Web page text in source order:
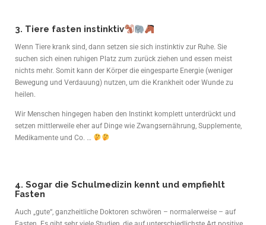
3. Tiere fasten instinktiv
Wenn Tiere krank sind, dann setzen sie sich instinktiv zur Ruhe. Sie
suchen sich einen ruhigen Platz zum zurück ziehen und essen meist
nichts mehr. Somit kann der Körper die eingesparte Energie (weniger
Bewegung und Verdauung) nutzen, um die Krankheit oder Wunde zu
heilen.
Wir Menschen hingegen haben den Instinkt komplett unterdrückt und
setzen mittlerweile eher auf Dinge wie Zwangsernährung, Supplemente,
Medikamente und Co. …
4. Sogar die Schulmedizin kennt und empfiehlt
Fasten
Auch „gute“, ganzheitliche Doktoren schwören – normalerweise – auf